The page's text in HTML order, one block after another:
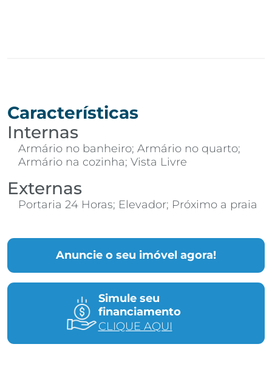
Anuncie o seu imóvel agora!
Simule seu
financiamento
CLIQUE AQUI
Características
Internas
Armário no banheiro; Armário no quarto;
Armário na cozinha; Vista Livre
Externas
Portaria 24 Horas; Elevador; Próximo a praia